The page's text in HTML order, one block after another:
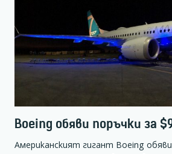
Boeing обяви поръчки за
Американският гигант Boeing